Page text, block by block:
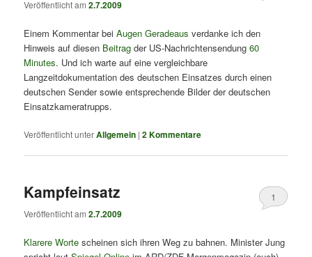
Veröffentlicht am2.7.2009
Einem Kommentar beiAugen Geradeaus verdanke ich den
Hinweis auf diesen Beitrag der US-Nachrichtensendung60
Minutes. Und ich warte auf eine vergleichbare
Langzeitdokumentation des deutschen Einsatzes durch einen
deutschen Sender sowie entsprechende Bilder der deutschen
Einsatzkameratrupps.
Veröffentlicht unterAllgemein |2Kommentare
Kampfeinsatz
Veröffentlicht am2.7.2009
1
Klarere Worte scheinen sich ihren Weg zu bahnen. Minister Jung